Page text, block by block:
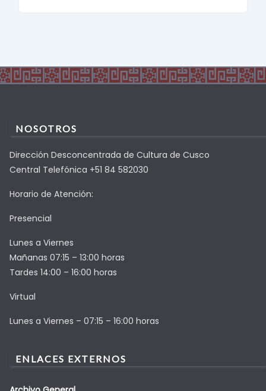
NOSOTROS
Dirección Desconcentrada de Cultura de Cusco
Central Telefónica +51 84 582030
Horario de Atención:
Presencial
Lunes a Viernes
Mañanas 07:15 – 13:00 horas
Tardes 14:00 – 16:00 horas
Virtual
Lunes a Viernes – 07:15 – 16:00 horas
ENLACES EXTERNOS